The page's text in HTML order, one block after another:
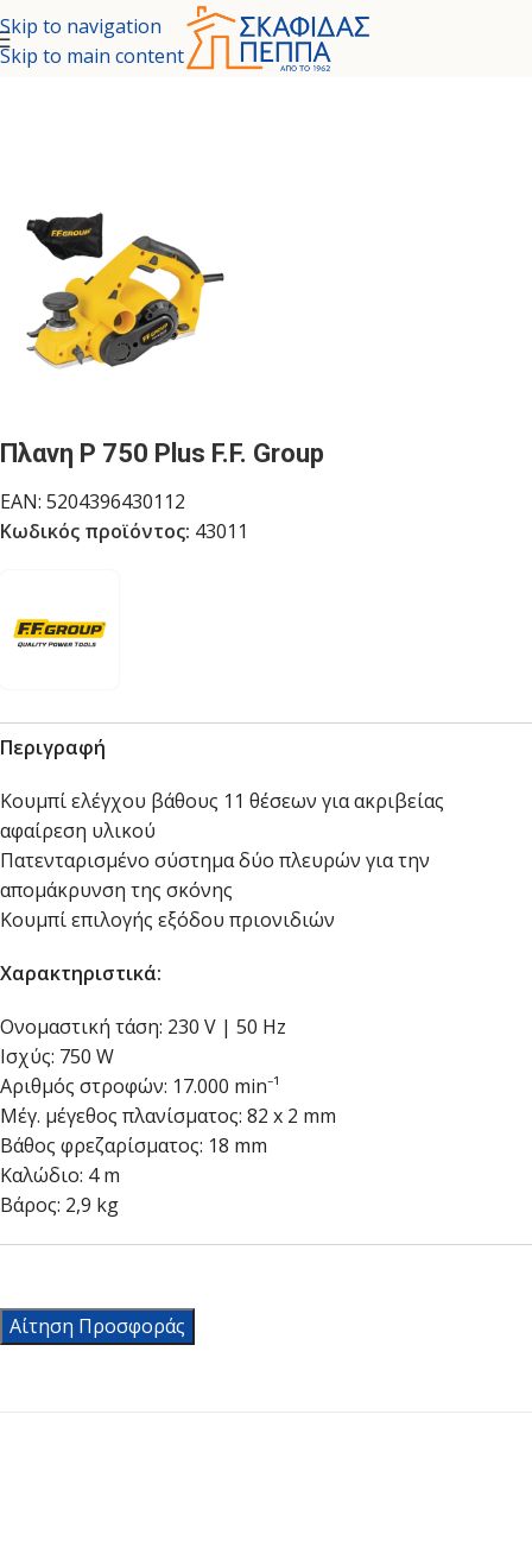
Skip to navigation
Skip to main content
/ΕΡΓΑΛΕΙΑ - ΚΗΠΟΣ/ΗΛΕΚΤΡΙΚΑ ΕΡΓΑΛΕΙΑ
Πλανη P 750 Plus F.F. Group
EAN: 5204396430112
Κωδικός προϊόντος: 43011
Περιγραφή
Κουμπί ελέγχου βάθους 11 θέσεων για ακριβείας
αφαίρεση υλικού
Πατενταρισμένο σύστημα δύο πλευρών για την
απομάκρυνση της σκόνης
Κουμπί επιλογής εξόδου πριονιδιών
Χαρακτηριστικά:
Ονομαστική τάση: 230 V | 50 Hz
Ισχύς: 750 W
Αριθμός στροφών: 17.000 min⁻¹
Μέγ. μέγεθος πλανίσματος: 82 x 2 mm
Βάθος φρεζαρίσματος: 18 mm
Καλώδιο: 4 m
Βάρος: 2,9 kg
Αίτηση Προσφοράς